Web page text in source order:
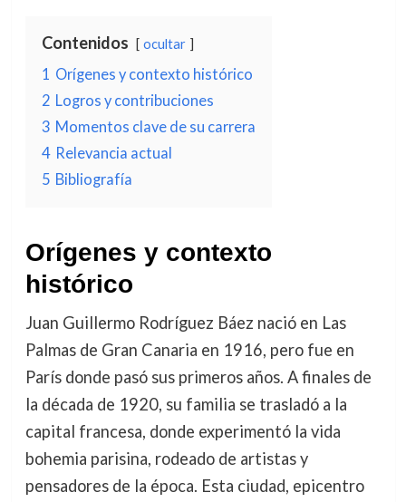
Contenidos ocultar
1 Orígenes y contexto histórico
2 Logros y contribuciones
3 Momentos clave de su carrera
4 Relevancia actual
5 Bibliografía
Orígenes y contexto
histórico
Juan Guillermo Rodríguez Báez nació en Las
Palmas de Gran Canaria en 1916, pero fue en
París donde pasó sus primeros años. A finales de
la década de 1920, su familia se trasladó a la
capital francesa, donde experimentó la vida
bohemia parisina, rodeado de artistas y
pensadores de la época. Esta ciudad, epicentro